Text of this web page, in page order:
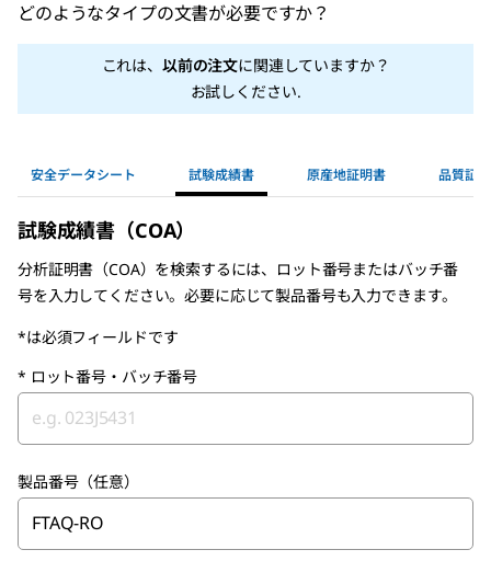
どのようなタイプの文書が必要ですか？
これは、 以前の注文に関連していますか？
お試しください.
安全データシート 試験成績書 原産地証明書 品質証
試験成績書（COA）
分析証明書（COA）を検索するには、ロット番号またはバッチ番
号を入力してください。必要に応じて製品番号も入力できます。
*は必須フィールドです
* ロット番号・バッチ番号
製品番号（任意）